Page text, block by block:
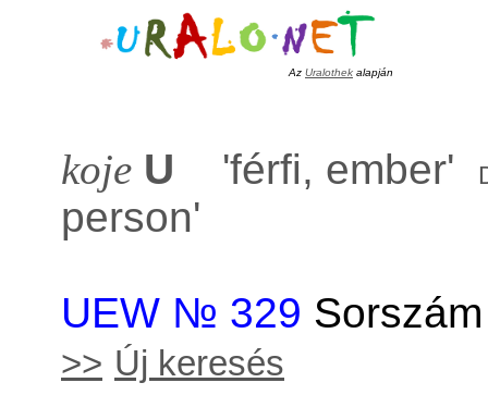
Az Uralothek alapján
koje U 'férfi, ember'
person'
UEW № 329
>> Új keresés